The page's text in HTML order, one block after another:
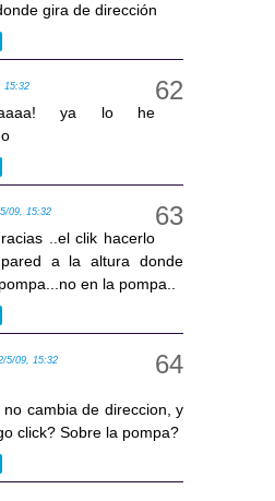
gira de dirección
15:32
ya lo he
09, 15:32
..el clik hacerlo
a la altura donde
en la pompa..
5/09, 15:32
no cambia de direccion, y
click? Sobre la pompa?